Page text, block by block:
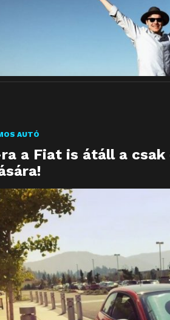
AUTÓ
a Fiat is átáll a